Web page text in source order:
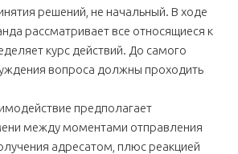
решений, не начальный. В ходе
рассматривает все относящиеся к
курс действий. До самого
вопроса должны проходить
предполагает
между моментами отправления
адресатом, плюс реакцией